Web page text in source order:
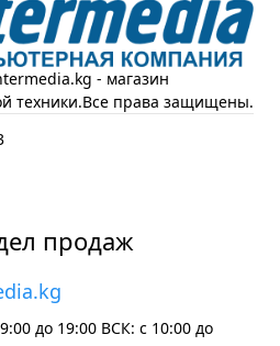
- магазин
техники.Все права защищены.
продаж
до 19:00 ВСК: с 10:00 до